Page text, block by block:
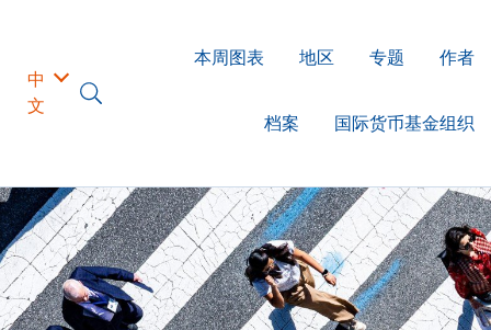
中
文
本周图表 地区 专题 作者
档案 国际货币基金组织